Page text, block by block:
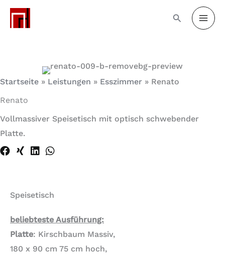
Zum
Inhalt
Startseite » Leistungen » Esszimmer » Renato
Renato
Vollmassiver Speisetisch mit optisch schwebender
Platte.
Speisetisch
beliebteste Ausführung:
Platte: Kirschbaum Massiv,
180 x 90 cm 75 cm hoch,